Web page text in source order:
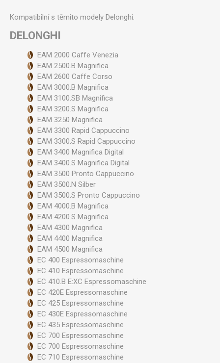
Kompatibilní s těmito modely Delonghi:
DELONGHI
EAM 2000 Caffe Venezia
EAM 2500.B Magnifica
EAM 2600 Caffe Corso
EAM 3000.B Magnifica
EAM 3100.SB Magnifica
EAM 3200.S Magnifica
EAM 3250 Magnifica
EAM 3300 Rapid Cappuccino
EAM 3300.S Rapid Cappuccino
EAM 3400 Magnifica Digital
EAM 3400.S Magnifica Digital
EAM 3500 Pronto Cappuccino
EAM 3500.N Silber
EAM 3500.S Pronto Cappuccino
EAM 4000.B Magnifica
EAM 4200.S Magnifica
EAM 4300 Magnifica
EAM 4400 Magnifica
EAM 4500 Magnifica
EC 400 Espressomaschine
EC 410 Espressomaschine
EC 410.B E:XC Espressomaschine
EC 420E Espressomaschine
EC 425 Espressomaschine
EC 430E Espressomaschine
EC 435 Espressomaschine
EC 700 Espressomaschine
EC 700 Espressomaschine
EC 710 Espressomaschine